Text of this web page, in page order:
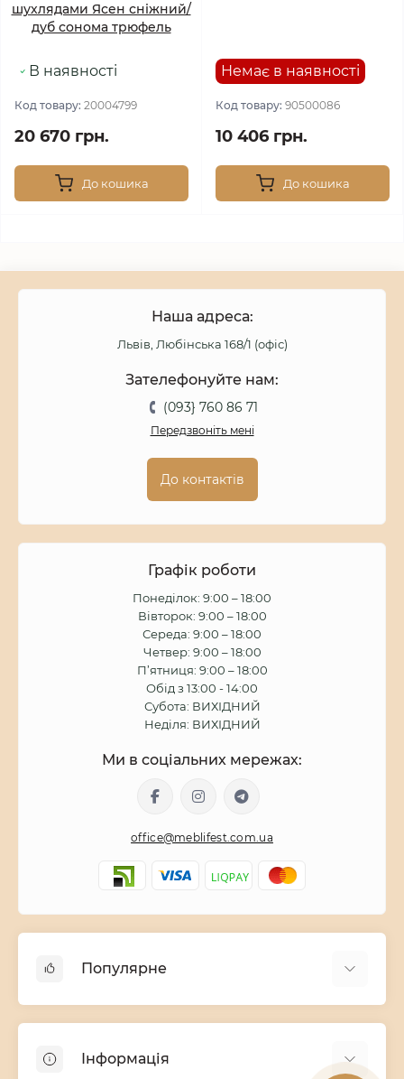
шухлядами Ясен сніжний/
дуб сонома трюфель
В наявності
Код товару: 20004799
20 670 грн.
До кошика
Немає в наявності
Код товару: 90500086
10 406 грн.
До кошика
Наша адреса:
Львів, Любінська 168/1 (офіс)
Зателефонуйте нам:
(093} 760 86 71
Передзвоніть мені
До контактів
Графік роботи
Понеділок: 9:00 – 18:00
Вівторок: 9:00 – 18:00
Середа: 9:00 – 18:00
Четвер: 9:00 – 18:00
П’ятниця: 9:00 – 18:00
Обід з 13:00 - 14:00
Субота: ВИХІДНИЙ
Неділя: ВИХІДНИЙ
Ми в соціальних мережах:
office@meblifest.com.ua
Популярне
Модульні меблі
Інформація